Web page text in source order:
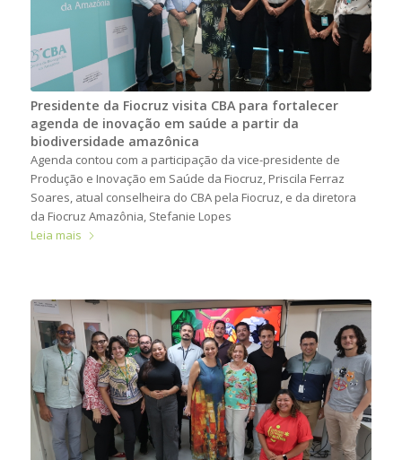
Presidente da Fiocruz visita CBA para fortalecer
agenda de inovação em saúde a partir da
biodiversidade amazônica
Agenda contou com a participação da vice-presidente de
Produção e Inovação em Saúde da Fiocruz, Priscila Ferraz
Soares, atual conselheira do CBA pela Fiocruz, e da diretora
da Fiocruz Amazônia, Stefanie Lopes
Leia mais